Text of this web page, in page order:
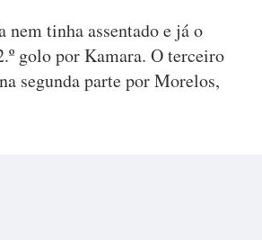
nem tinha assentado e já o
golo por Kamara. O terceiro
segunda parte por Morelos,